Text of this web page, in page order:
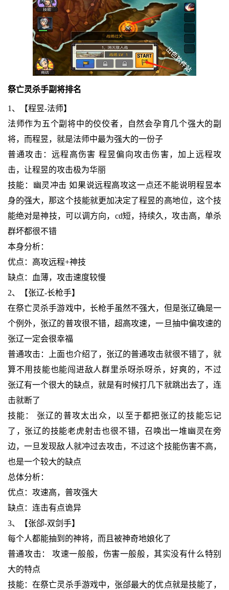
祭亡灵杀手副将排名
1、【程昱-法师】
法师作为五个副将中的佼佼者，自然会孕育几个强大的副
将，而程昱，就是法师中最为强大的一份子
普通攻击：远程高伤害 程昱偏向攻击伤害，加上远程攻
击，让程昱的攻击极为华丽
技能：幽灵冲击 如果说远程高攻这一点还不能说明程昱本
身的强大，那这个技能就更加决定了程昱的高地位，这个技
能绝对是神技，可以调方向，cd短，持续久，攻击高，单杀
群坏都很不错
本身分析：
优点：高攻远程+神技
缺点：血薄，攻击速度较慢
2、【张辽-长枪手】
在祭亡灵杀手游戏中，长枪手虽然不强大，但是张辽确是一
个例外，张辽的普攻很不错，超高攻速，一旦抽中偏攻速的
张辽一定会很幸福
普通攻击：上面也介绍了，张辽的普通攻击就很不错了，就
算不用技能也能闯进敌人群里杀呀杀呀杀，好爽的，不过
张辽有一个很大的缺点，就是有时候打几下就跳出去了，连
击就断了
技能： 张辽的普攻太出众，以至于都把张辽的技能忘记
了，张辽的技能老虎射击也很不错，召唤出一堆幽灵在旁
边，一旦发现敌人就冲过去攻击，不过这个技能伤害不高，
也是一个较大的缺点
总体分析：
优点：攻速高，普攻强大
缺点：连击有点诡异
3、【张郃-双剑手】
每个人都能抽到的神将，而且被神奇地娘化了
普通攻击： 攻速一般般，伤害一般般，其实没有什么特别
大的特点
技能：在祭亡灵杀手游戏中，张郃最大的优点就是技能了，